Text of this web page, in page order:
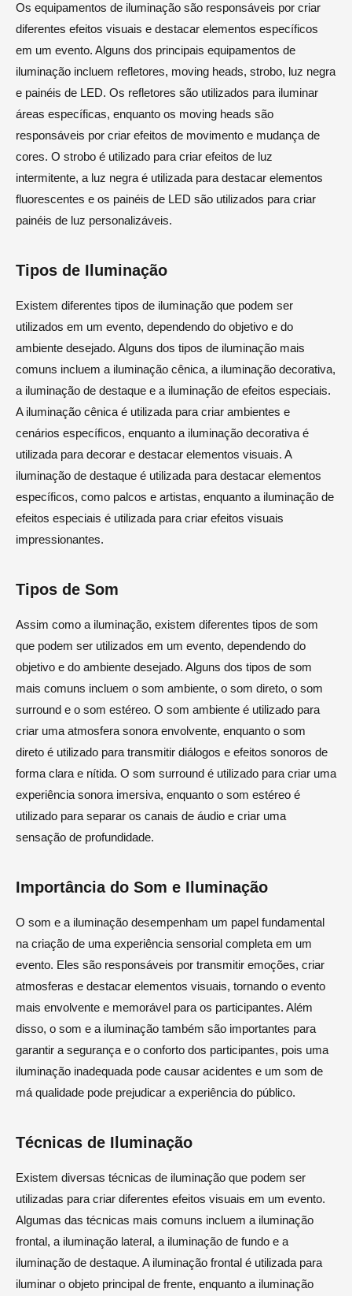
Os equipamentos de iluminação são responsáveis por criar
diferentes efeitos visuais e destacar elementos específicos
em um evento. Alguns dos principais equipamentos de
iluminação incluem refletores, moving heads, strobo, luz negra
e painéis de LED. Os refletores são utilizados para iluminar
áreas específicas, enquanto os moving heads são
responsáveis por criar efeitos de movimento e mudança de
cores. O strobo é utilizado para criar efeitos de luz
intermitente, a luz negra é utilizada para destacar elementos
fluorescentes e os painéis de LED são utilizados para criar
painéis de luz personalizáveis.
Tipos de Iluminação
Existem diferentes tipos de iluminação que podem ser
utilizados em um evento, dependendo do objetivo e do
ambiente desejado. Alguns dos tipos de iluminação mais
comuns incluem a iluminação cênica, a iluminação decorativa,
a iluminação de destaque e a iluminação de efeitos especiais.
A iluminação cênica é utilizada para criar ambientes e
cenários específicos, enquanto a iluminação decorativa é
utilizada para decorar e destacar elementos visuais. A
iluminação de destaque é utilizada para destacar elementos
específicos, como palcos e artistas, enquanto a iluminação de
efeitos especiais é utilizada para criar efeitos visuais
impressionantes.
Tipos de Som
Assim como a iluminação, existem diferentes tipos de som
que podem ser utilizados em um evento, dependendo do
objetivo e do ambiente desejado. Alguns dos tipos de som
mais comuns incluem o som ambiente, o som direto, o som
surround e o som estéreo. O som ambiente é utilizado para
criar uma atmosfera sonora envolvente, enquanto o som
direto é utilizado para transmitir diálogos e efeitos sonoros de
forma clara e nítida. O som surround é utilizado para criar uma
experiência sonora imersiva, enquanto o som estéreo é
utilizado para separar os canais de áudio e criar uma
sensação de profundidade.
Importância do Som e Iluminação
O som e a iluminação desempenham um papel fundamental
na criação de uma experiência sensorial completa em um
evento. Eles são responsáveis por transmitir emoções, criar
atmosferas e destacar elementos visuais, tornando o evento
mais envolvente e memorável para os participantes. Além
disso, o som e a iluminação também são importantes para
garantir a segurança e o conforto dos participantes, pois uma
iluminação inadequada pode causar acidentes e um som de
má qualidade pode prejudicar a experiência do público.
Técnicas de Iluminação
Existem diversas técnicas de iluminação que podem ser
utilizadas para criar diferentes efeitos visuais em um evento.
Algumas das técnicas mais comuns incluem a iluminação
frontal, a iluminação lateral, a iluminação de fundo e a
iluminação de destaque. A iluminação frontal é utilizada para
iluminar o objeto principal de frente, enquanto a iluminação